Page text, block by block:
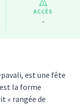
ACCÈS
-
est une fête
la forme
« rangée de